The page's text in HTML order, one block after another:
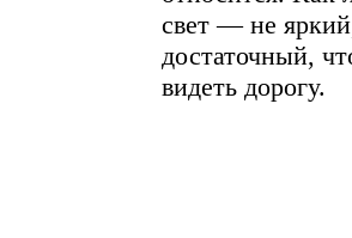
свет — не
достаточный,
видеть дорогу.